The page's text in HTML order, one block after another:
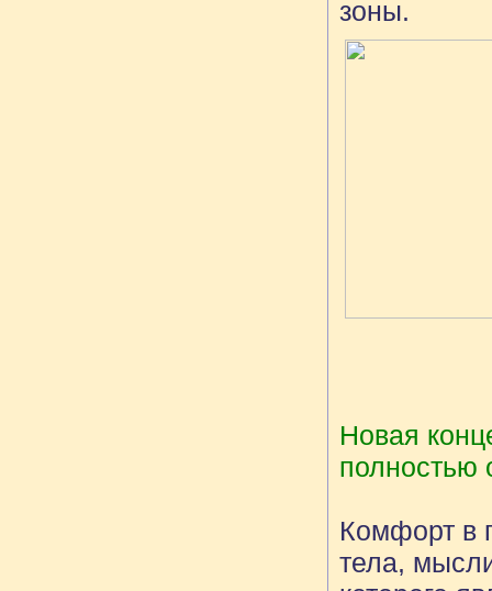
зоны.
Новая
полностью
Комфорт в
тела,